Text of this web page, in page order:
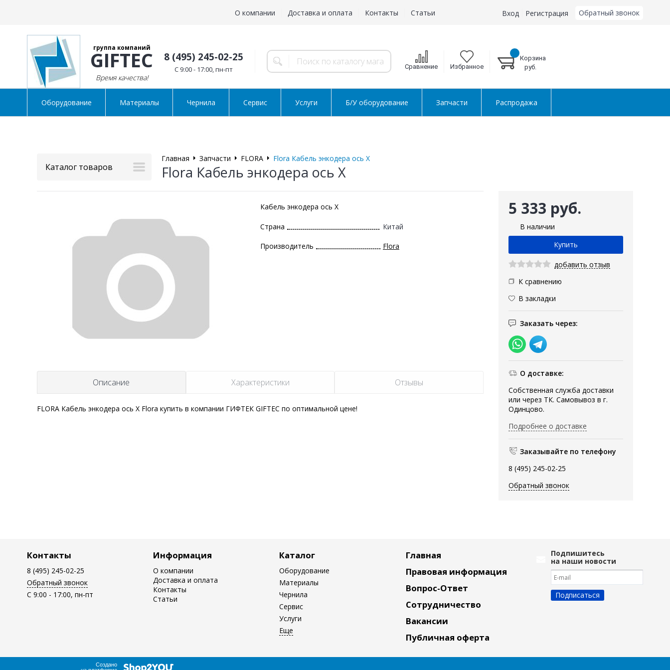
О компании Доставка и оплата Контакты Статьи Вход Регистрация Обратный звонок
группа компаний
GIFTEC
Время качества!
8 (495) 245-02-25
C 9:00 - 17:00, пн-пт Сравнение Избранное
Корзина
руб.
Оборудование Материалы Чернила Сервис Услуги Б/У оборудование Запчасти Распродажа
Каталог товаров
Главная Запчасти FLORA Flora Кабель энкодера ось Х
Flora Кабель энкодера ось Х
5 333 руб.
В наличии
добавить отзыв
К сравнению
В закладки
Заказать через:
О доставке:
Собственная служба доставки
или через ТК. Самовывоз в г.
Одинцово.
Подробнее о доставке
Заказывайте по телефону
8 (495) 245-02-25
Обратный звонок
Кабель энкодера ось Х
Страна Китай
Производитель Flora
Описание Характеристики Отзывы
FLORA Кабель энкодера ось Х Flora купить в компании ГИФТЕК GIFTEC по оптимальной цене!
Контакты
8 (495) 245-02-25
Обратный звонок
C 9:00 - 17:00, пн-пт
Информация
О компании
Доставка и оплата
Контакты
Статьи
Каталог
Оборудование
Материалы
Чернила
Сервис
Услуги
Главная
Правовая информация
Вопрос-Ответ
Сотрудничество
Вакансии
Публичная оферта
Подпишитесь
на наши новости
Создано